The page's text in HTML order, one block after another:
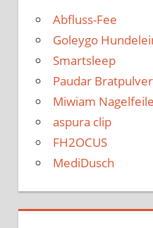
Abfluss-Fee
Goleygo
Smartsleep
Paudar Bratpulver
Miwiam Nagelfeile
aspura clip
FH2OCUS
MediDusch